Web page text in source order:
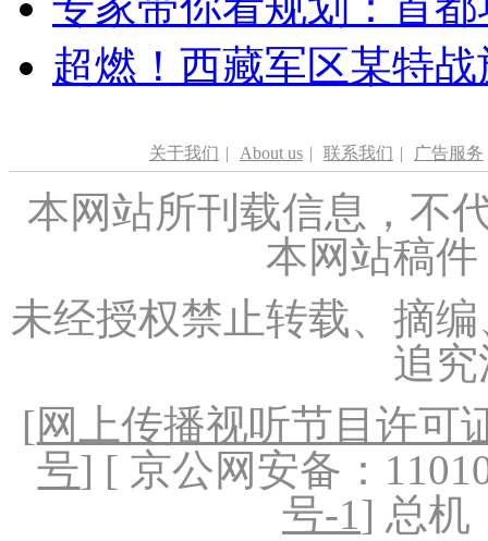
超燃！西藏军区某特
关于我们 | About us | 联系我们 | 广告服务
本网站所刊载信息，不
本网站稿
未经授权禁止转载、摘
追
[网上传播视听节目许可
号] [ 京公网安备：
号-1] 总机